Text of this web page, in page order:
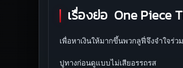
เรื่องย่อ One Piece
เพื่อหาเงินให้มากขึ้นพวกลูฟี่จึงจำใจร่
ปูทางก่อนดูแบบไม่เสียอรรถรส